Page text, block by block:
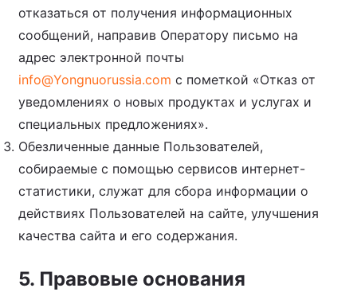
отказаться от получения информационных
сообщений, направив Оператору письмо на
адрес электронной почты
info@Yongnuorussia.com с пометкой «Отказ от
уведомлениях о новых продуктах и услугах и
специальных предложениях».
Обезличенные данные Пользователей,
собираемые с помощью сервисов интернет-
статистики, служат для сбора информации о
действиях Пользователей на сайте, улучшения
качества сайта и его содержания.
5. Правовые основания